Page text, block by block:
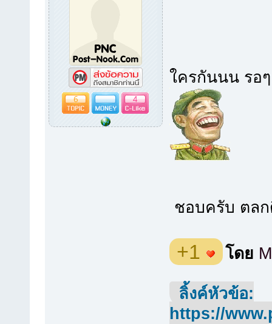
6 4
ใครกันนน ร
ชอบครับ ตล
+1 โดย
ลิ้งค์หัวข้อ:
https://